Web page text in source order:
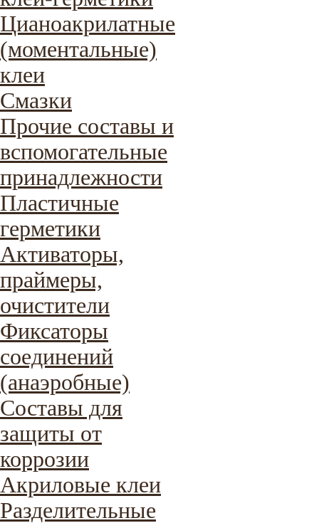
Цианоакрилатные
(моментальные)
клеи
Смазки
Прочие составы и
вспомогательные
принадлежности
Пластичные
герметики
Активаторы,
праймеры,
очистители
Фиксаторы
соединений
(анаэробные)
Составы для
защиты от
коррозии
Акриловые клеи
Разделительные